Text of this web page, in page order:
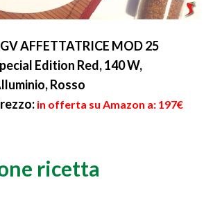
AFFETTATRICE MOD 25
Edition Red, 140 W,
Rosso
in offerta su Amazon a: 197€
ricetta